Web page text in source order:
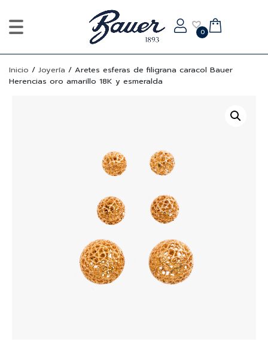
0
Inicio / Joyería / Aretes esferas de filigrana caracol Bauer
Herencias oro amarillo 18K y esmeralda